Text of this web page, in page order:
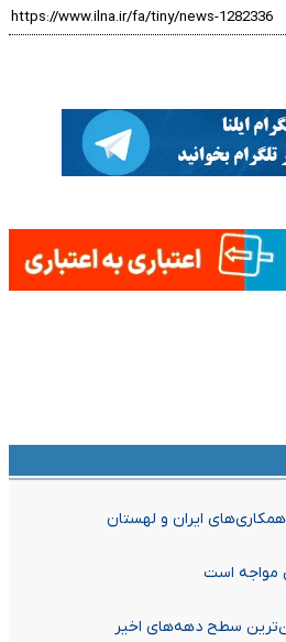
ایران و لهستان
مواجه است
سطح دهه‌های اخیر